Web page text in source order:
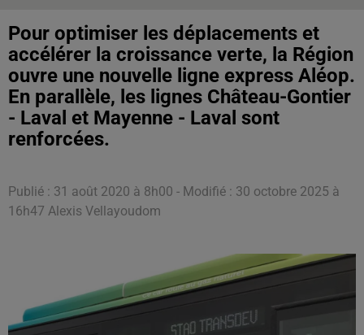
Pour optimiser les déplacements et
accélérer la croissance verte, la Région
ouvre une nouvelle ligne express Aléop.
En parallèle, les lignes Château-Gontier
- Laval et Mayenne - Laval sont
renforcées.
Publié : 31 août 2020 à 8h00 - Modifié : 30 octobre 2025 à
16h47 Alexis Vellayoudom